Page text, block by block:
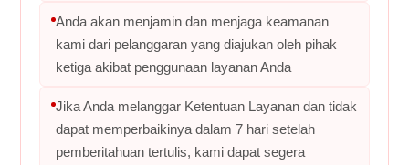
Anda akan menjamin dan menjaga keamanan
kami dari pelanggaran yang diajukan oleh pihak
ketiga akibat penggunaan layanan Anda
Jika Anda melanggar Ketentuan Layanan dan tidak
dapat memperbaikinya dalam 7 hari setelah
pemberitahuan tertulis, kami dapat segera